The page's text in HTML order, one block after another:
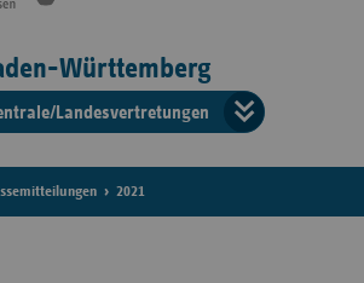
Württemberg
Landesvertretungen
der
2021